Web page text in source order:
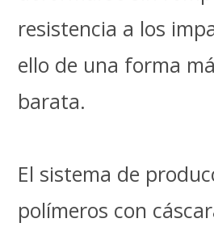
resistencia a los
ello de una forma
barata.
El sistema de
polímeros con